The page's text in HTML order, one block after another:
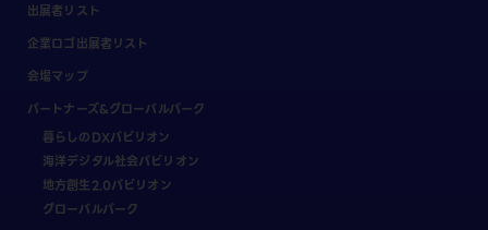
出展者リスト
企業ロゴ出展者リスト
会場マップ
パートナーズ&グローバルパーク
暮らしのDXパビリオン
海洋デジタル社会パビリオン
地方創生2.0パビリオン
グローバルパーク